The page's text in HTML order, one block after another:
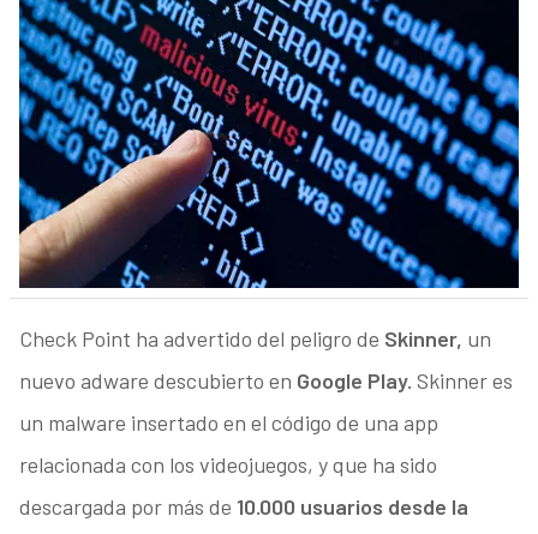
Check Point ha advertido del peligro de Skinner, un
nuevo adware descubierto en Google Play. Skinner es
un malware insertado en el código de una app
relacionada con los videojuegos, y que ha sido
descargada por más de 10.000 usuarios desde la